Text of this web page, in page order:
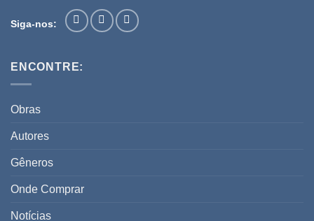
Siga-nos:
ENCONTRE:
Obras
Autores
Gêneros
Onde Comprar
Notícias